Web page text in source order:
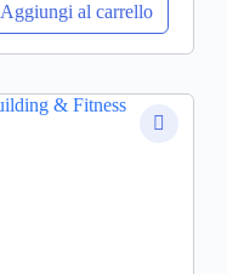
Aggiungi al carrello